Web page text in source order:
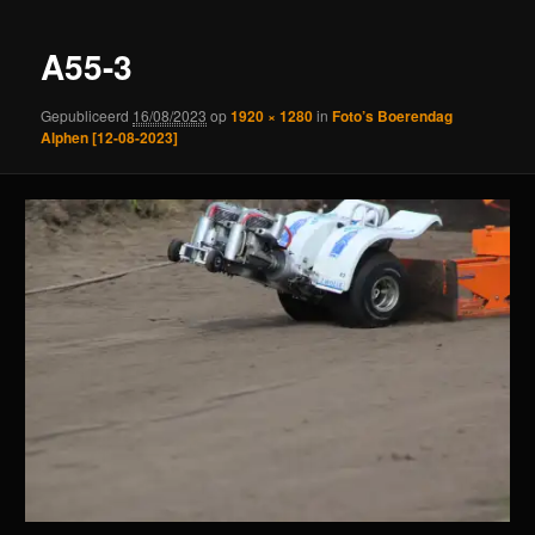
A55-3
Gepubliceerd 16/08/2023 op1920 × 1280inFoto’s Boerendag
Alphen [12-08-2023]